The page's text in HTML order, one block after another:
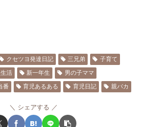
クセツヨ発達日記 三兄弟
子育て
活 新一年生
男の子ママ
番 育児あるある 育児日記 親バカ
シェアする